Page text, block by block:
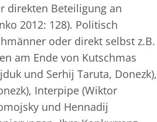
direkten Beteiligung an
2012: 128). Politisch
oder direkt selbst z.B.
am Ende von Kutschmas
und Serhij Taruta, Donezk),
Interpipe (Wiktor
und Hennadij